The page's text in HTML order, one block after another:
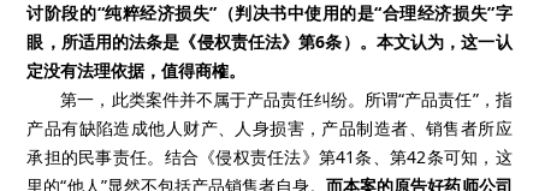
讨阶段的“纯粹经济损失”（判决书中使用的是“合理经济损失”字
眼，所适用的法条是《侵权责任法》第6条）。本文认为，这一认
定没有法理依据，值得商榷。
第一，此类案件并不属于产品责任纠纷。所谓“产品责任”，指
产品有缺陷造成他人财产、人身损害，产品制造者、销售者所应
承担的民事责任。结合《侵权责任法》第41条、第42条可知，这
里的“他人”显然不包括产品销售者自身。而本案的原告好药师公司